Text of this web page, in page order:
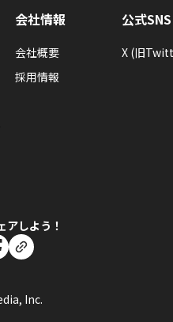
会社情報
会社概要
採用情報
公式SNS
X (旧
アしよう！
Inc.